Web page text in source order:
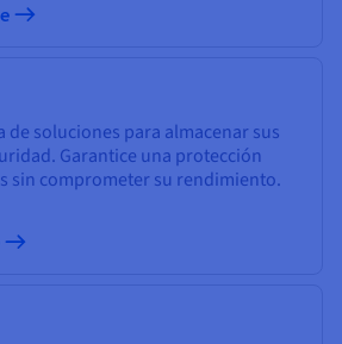
de soluciones para almacenar sus
Garantice una protección
sin comprometer su rendimiento.